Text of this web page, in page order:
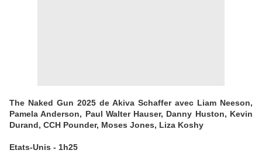
The Naked Gun 2025 de Akiva Schaffer avec Liam Neeson,
Pamela Anderson, Paul Walter Hauser, Danny Huston, Kevin
Durand, CCH Pounder, Moses Jones, Liza Koshy
Etats-Unis - 1h25